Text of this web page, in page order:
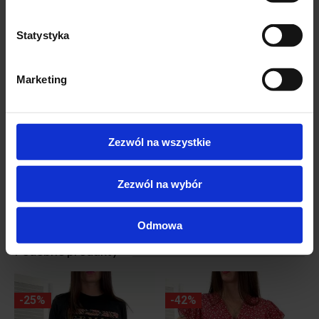
Statystyka
Marketing
Zezwól na wszystkie
Zezwól na wybór
Odmowa
Podobne produkty
-25% -42%